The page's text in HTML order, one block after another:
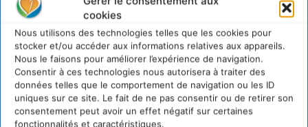
cookies
Nous utilisons des technologies telles que les cookies pour
stocker et/ou accéder aux informations relatives aux appareils.
Nous le faisons pour améliorer l’expérience de navigation.
Consentir à ces technologies nous autorisera à traiter des
données telles que le comportement de navigation ou les ID
uniques sur ce site. Le fait de ne pas consentir ou de retirer son
consentement peut avoir un effet négatif sur certaines
fonctionnalités et caractéristiques.
projeter pour faire face à
un environnement de
plus en plus complexe et
compétitif, notamment